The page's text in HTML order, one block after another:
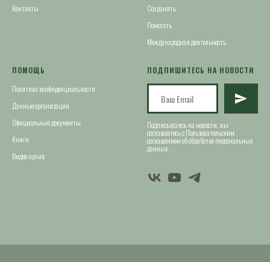
Контакты
Сохранять
Помогать
Международная деятельность
ПОМОЩЬ
Политика конфиденциальности
Данные организации
Официальные документы
Книги
Видео-архив
ПОДПИШИТЕСЬ НА НОВОСТИ
Подписываясь на новости, вы
соглашаетесь с Пользовательским
соглашением об обработке персональных
данных.